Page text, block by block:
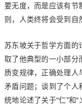
要无度，而是应该有节
则，人类终将会受到自
苏东坡关于哲学方面的
取了他典型的一小部分
质变规律，正确处理人
矛盾问题；谈到了个人
统地论述了关于“仁”和